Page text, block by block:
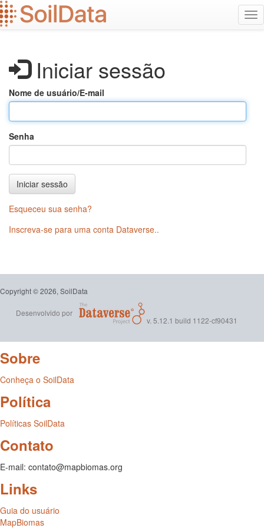
Ir
para
o
Iniciar sessão
Nome de usuário/E-mail
Senha
Iniciar sessão
Esqueceu sua senha?
Inscreva-se para uma conta Dataverse..
Copyright © 2026, SoilData
Desenvolvido por
v. 5.12.1 build 1122-cf90431
Sobre
Conheça o SoilData
Política
Políticas SoilData
Contato
E-mail: contato@mapbiomas.org
Links
Guia do usuário
MapBiomas